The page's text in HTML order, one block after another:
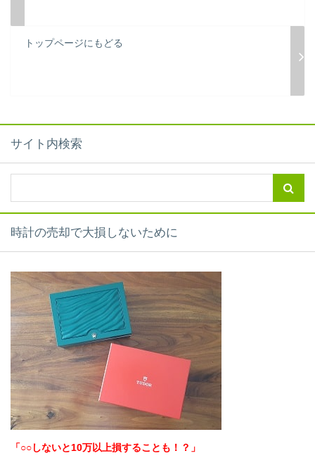
トップページにもどる
サイト内検索
時計の売却で大損しないために
「○○しないと10万以上損することも！？」